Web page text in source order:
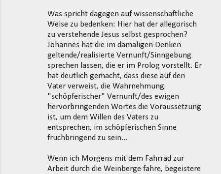
Was spricht dagegen auf wissenschaftliche
Weise zu bedenken: Hier hat der allegorisch
zu verstehende Jesus selbst gesprochen?
Johannes hat die im damaligen Denken
geltende/realisierte Vernunft/Sinngebung
sprechen lassen, die er im Prolog vorstellt. Er
hat deutlich gemacht, dass diese auf den
Vater verweist, die Wahrnehmung
"schöpferischer" Vernunft/des ewigen
hervorbringenden Wortes die Voraussetzung
ist, um dem Willen des Vaters zu
entsprechen, im schöpferischen Sinne
fruchbringend zu sein...
Wenn ich Morgens mit dem Fahrrad zur
Arbeit durch die Weinberge fahre, begeistere